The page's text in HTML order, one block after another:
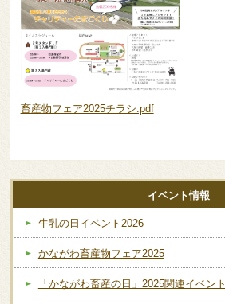
畜産物フェア2025チラシ.pdf
イベント情報
牛乳の日イベント2026
かながわ畜産物フェア2025
「かながわ畜産の日」2025関連イベント